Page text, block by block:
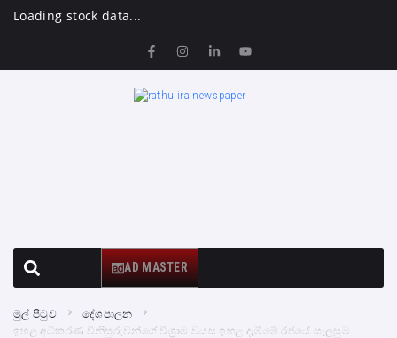
Loading stock data...
AD MASTER
මුල් පිටුව
දේශපාලන
ඉහළ අධිකරණ විනිසුරුවන්ගේ විශ්‍රාම වයස ඉහළ දැමීමේ රජයේ සැලසුම